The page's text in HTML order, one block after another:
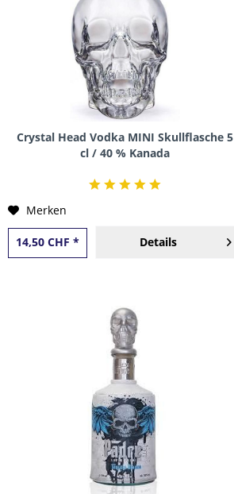
Crystal Head Vodka MINI Skullflasche 5
cl / 40 % Kanada
Merken
14,50 CHF * Details